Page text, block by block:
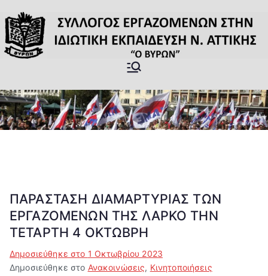
στο
περιεχόμενο
Εργαζομέν
ων στην
Εκπαίδευσ
η ν.
Αττικής "Ο
εκπαιδευτικών Βύρωνας
ΠΑΡΑΣΤΑΣΗ ΔΙΑΜΑΡΤΥΡΙΑΣ ΤΩΝ
ΕΡΓΑΖΟΜΕΝΩΝ ΤΗΣ ΛΑΡΚΟ ΤΗΝ
ΤΕΤΑΡΤΗ 4 ΟΚΤΩΒΡΗ
Δημοσιεύθηκε στο 1 Οκτωβρίου 2023
Δημοσιεύθηκε στο Ανακοινώσεις, Κινητοποιήσεις